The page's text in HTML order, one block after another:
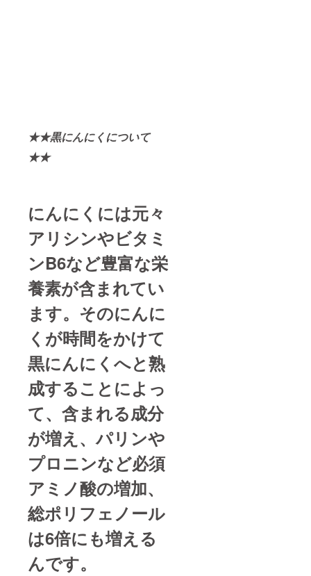
★★黒にんにくについて
★★
にんにくには元々
アリシンやビタミ
ンB6など豊富な栄
養素が含まれてい
ます。そのにんに
くが時間をかけて
黒にんにくへと熟
成することによっ
て、含まれる成分
が増え、パリンや
プロニンなど必須
アミノ酸の増加、
総ポリフェノール
は6倍にも増える
んです。